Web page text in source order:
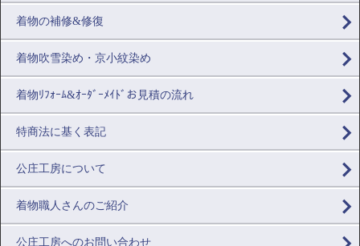
着物の補修&修復
着物吹雪染め・京小紋染め
着物ﾘﾌｫｰﾑ&ｵｰﾀﾞｰﾒｲﾄﾞお見積の流れ
特商法に基く表記
公庄工房について
着物職人さんのご紹介
公庄工房へのお問い合わせ